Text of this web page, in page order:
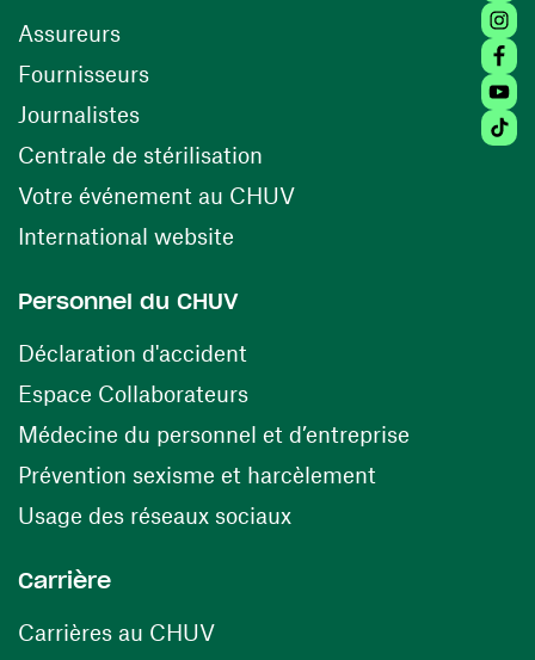
Assureurs
Fournisseurs(ouvre une nouvelle fenêtre)
Journalistes
Centrale de stérilisation (ouvre une nouvelle
Votre événement au CHUV(ouvre une nouvelle
International website
Personnel du CHUV
Déclaration d'accident
Espace Collaborateurs(ouvre une nouvelle fenêtre)
Médecine du personnel et d’entreprise
Prévention sexisme et harcèlement
Usage des réseaux sociaux(ouvre une nouvelle
Carrière
Carrières au CHUV(ouvre une nouvelle fenêtre)